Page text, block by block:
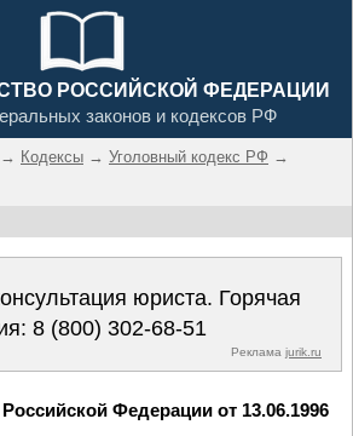
РОССИЙСКОЙ ФЕДЕРАЦИИ
законов и кодексов РФ
→ Кодексы → Уголовный кодекс РФ →
юриста. Горячая
8 (800) 302-68-51
Реклама jurik.ru
Федерации от 13.06.1996